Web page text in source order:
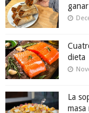
dieta
La
masa